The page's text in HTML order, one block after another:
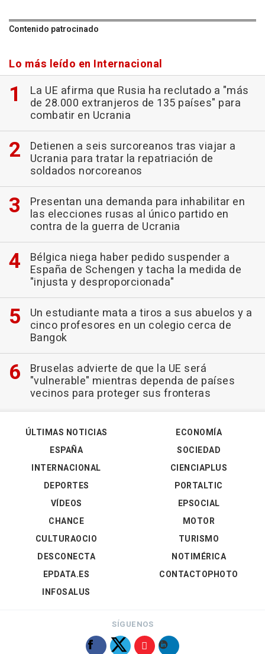
Contenido patrocinado
Lo más leído en Internacional
La UE afirma que Rusia ha reclutado a "más
de 28.000 extranjeros de 135 países" para
combatir en Ucrania
Detienen a seis surcoreanos tras viajar a
Ucrania para tratar la repatriación de
soldados norcoreanos
Presentan una demanda para inhabilitar en
las elecciones rusas al único partido en
contra de la guerra de Ucrania
Bélgica niega haber pedido suspender a
España de Schengen y tacha la medida de
"injusta y desproporcionada"
Un estudiante mata a tiros a sus abuelos y a
cinco profesores en un colegio cerca de
Bangok
Bruselas advierte de que la UE será
"vulnerable" mientras dependa de países
vecinos para proteger sus fronteras
ÚLTIMAS NOTICIAS
ESPAÑA
INTERNACIONAL
DEPORTES
VÍDEOS
ECONOMÍA
SOCIEDAD
CIENCIAPLUS
PORTALTIC
EPSOCIAL
CHANCE
CULTURAOCIO
DESCONECTA
EPDATA.ES
INFOSALUS
MOTOR
TURISMO
NOTIMÉRICA
CONTACTOPHOTO
SÍGUENOS